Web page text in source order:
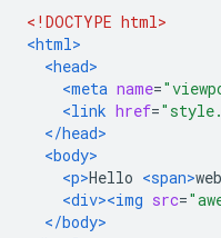
<!DOCTYPE html>
<html>
<head>
<meta name=
<link href=
</head>
<body>
<p>Hello <span>
<div><img src=
</body>